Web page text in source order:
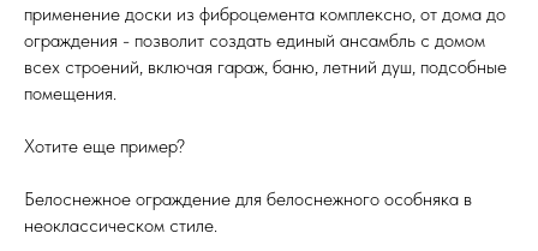
применение доски из фиброцемента комплексно, от дома до
ограждения - позволит создать единый ансамбль с домом
всех строений, включая гараж, баню, летний душ, подсобные
помещения.
Хотите еще пример?
Белоснежное ограждение для белоснежного особняка в
неоклассическом стиле.